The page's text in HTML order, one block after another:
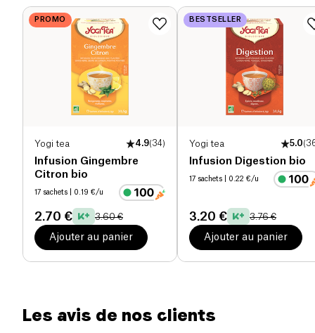
PROMO
Yogi tea 4.9(34)
Infusion Gingembre
Citron bio
17 sachets | 0.19 €/u
2.70 € 3.60 €
Ajouter au panier
BESTSELLER
Yogi tea 5.0(
Infusion Digestion bio
17 sachets | 0.22 €/u
3.20 € 3.76 €
Ajouter au panier
Protéines (g) 0 g
Les avis de nos clients